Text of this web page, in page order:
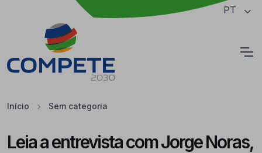
Saltar para o conteúdo principal da página PT
Início Sem categoria
Leia a entrevista com Jorge Noras,